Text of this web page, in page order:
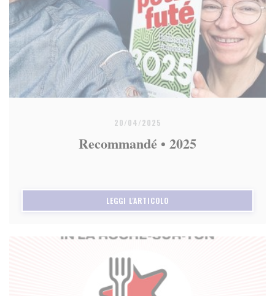
20/04/2025
Recommandé • 2025
LEGGI L'ARTICOLO((APRE UNA NUOVA